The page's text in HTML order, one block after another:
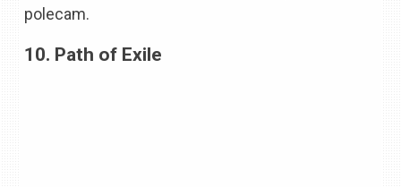
polecam.
10. Path of Exile